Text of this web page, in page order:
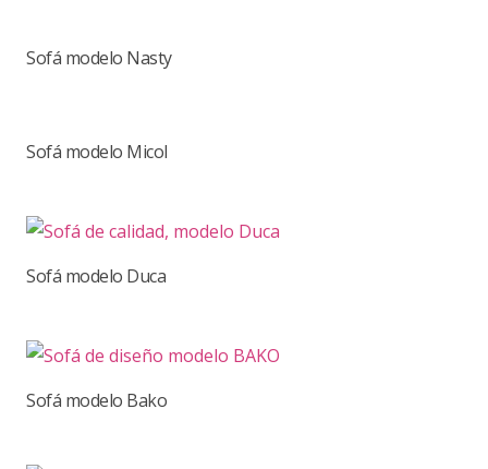
Sofá modelo Nasty
Sofá modelo Micol
Sofá modelo Duca
Sofá modelo Bako